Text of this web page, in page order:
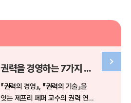
권력을 경영하는 7가지 원칙
『권력의 경영』, 『권력의 기술』을
잇는 제프리 페퍼 교수의 권력 연구